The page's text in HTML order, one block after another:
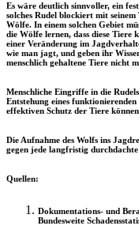
Es wäre deutlich sinnvoller, ein
solches Rudel blockiert mit
Wölfe. In einem solchen Gebiet
die Wölfe lernen, dass diese
einer Veränderung im
wie man jagt, und geben ihr
menschlich gehaltene Tiere nicht
Menschliche Eingriffe in die
Entstehung eines
effektiven Schutz der Tiere
Die Aufnahme des Wolfs ins
gegen jede langfristig
Quellen:
Dokumentations- und
Bundesweite